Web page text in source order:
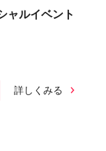
ャルイベント
詳しくみる